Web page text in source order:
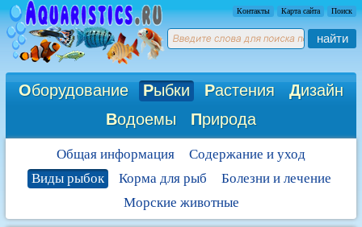
Контакты Карта сайта Поиск
найти
Оборудование Рыбки Растения Дизайн
Водоемы Природа
Общая информация
Содержание и уход
Виды рыбок
Корма для рыб
Болезни и лечение
Морские животные